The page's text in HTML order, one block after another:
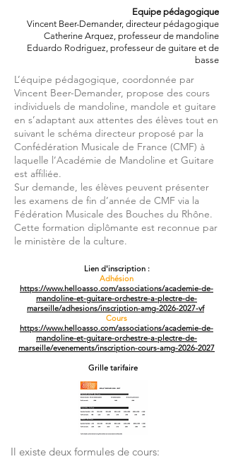
Equipe pédagogique
Vincent Beer-Demander, directeur pédagogique
Catherine Arquez, professeur de mandoline
Eduardo Rodriguez, professeur de guitare et de
basse
L’équipe pédagogique, coordonnée par
Vincent Beer-Demander, propose des cours
individuels de mandoline, mandole et guitare
en s’adaptant aux attentes des élèves tout en
suivant le schéma directeur proposé par la
Confédération Musicale de France (CMF) à
laquelle l’Académie de Mandoline et Guitare
est affiliée.
Sur demande, les élèves peuvent présenter
les examens de fin d’année de CMF via la
Fédération Musicale des Bouches du Rhône.
Cette formation diplômante est reconnue par
le ministère de la culture.
Lien d'inscription :
Adhésion
https://www.helloasso.com/associations/academie-de-
mandoline-et-guitare-orchestre-a-plectre-de-
marseille/adhesions/inscription-amg-2026-2027-vf
Cours
https://www.helloasso.com/associations/academie-de-
mandoline-et-guitare-orchestre-a-plectre-de-
marseille/evenements/inscription-cours-amg-2026-2027
Grille tarifaire
Il existe deux formules de cours: